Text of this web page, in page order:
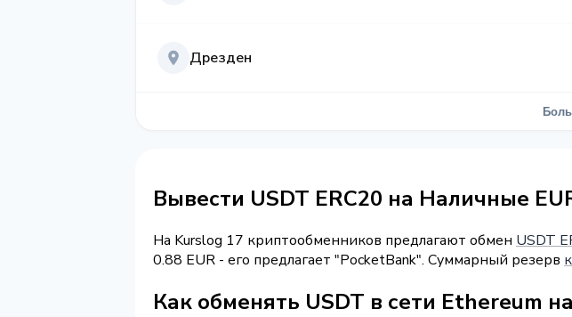
Дрезден
Вывести USDT ERC20 на Наличные
На Kurslog 17 криптообменников предлагают обмен USDT
0.88 EUR - его предлагает "PocketBank". Суммарный резерв
Как обменять USDT в сети Ethereum